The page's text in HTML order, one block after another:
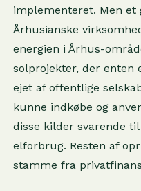
implementeret. Men
Århusianske
energien i Århus-
solprojekter, der enten
ejet af offentlige
kunne indkøbe og
disse kilder svarende
elforbrug. Resten af
stamme fra